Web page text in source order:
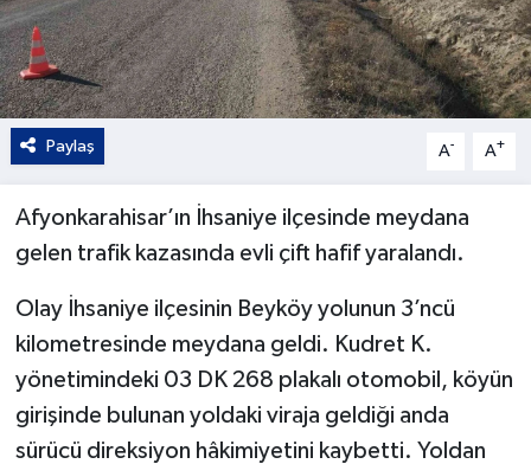
Paylaş A- A+
Afyonkarahisar’ın İhsaniye ilçesinde meydana
gelen trafik kazasında evli çift hafif yaralandı.
Olay İhsaniye ilçesinin Beyköy yolunun 3’ncü
kilometresinde meydana geldi. Kudret K.
yönetimindeki 03 DK 268 plakalı otomobil, köyün
girişinde bulunan yoldaki viraja geldiği anda
sürücü direksiyon hâkimiyetini kaybetti. Yoldan